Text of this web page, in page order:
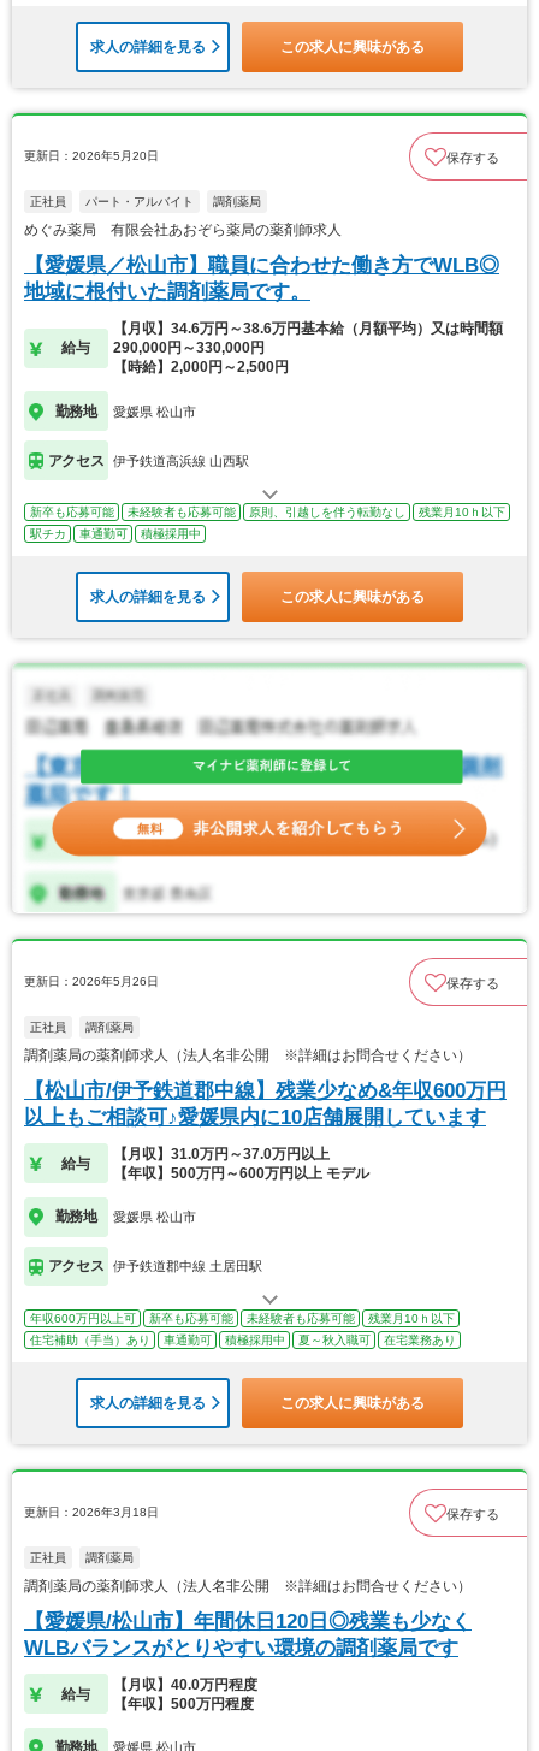
求人の詳細を見る この求人に興味がある
更新日：2026年5月20日 保存する
正社員 パート・アルバイト 調剤薬局
めぐみ薬局 有限会社あおぞら薬局の薬剤師求人
【愛媛県／松山市】職員に合わせた働き方でWLB◎
地域に根付いた調剤薬局です。
給与
【月収】34.6万円～38.6万円基本給（月額平均）又は時間額
290,000円～330,000円
【時給】2,000円～2,500円
勤務地 愛媛県 松山市
アクセス 伊予鉄道高浜線 山西駅
新卒も応募可能 未経験者も応募可能 原則、引越しを伴う転勤なし
残業月10ｈ以下
駅チカ
車通勤可 積極採用中
求人の詳細を見る この求人に興味がある
更新日：2026年5月26日 保存する
正社員 調剤薬局
調剤薬局の薬剤師求人（法人名非公開 ※詳細はお問合せください）
【松山市/伊予鉄道郡中線】残業少なめ&年収600万円
以上もご相談可♪愛媛県内に10店舗展開しています
給与
【月収】31.0万円～37.0万円以上
【年収】500万円～600万円以上 モデル
勤務地 愛媛県 松山市
アクセス 伊予鉄道郡中線 土居田駅
年収600万円以上可 新卒も応募可能 未経験者も応募可能
残業月10ｈ以下
住宅補助（手当）あり
車通勤可 積極採用中 夏～秋入職可 在宅業務あり
求人の詳細を見る この求人に興味がある
更新日：2026年3月18日 保存する
正社員 調剤薬局
調剤薬局の薬剤師求人（法人名非公開 ※詳細はお問合せください）
【愛媛県/松山市】年間休日120日◎残業も少なく
WLBバランスがとりやすい環境の調剤薬局です
給与
【月収】40.0万円程度
【年収】500万円程度
勤務地 愛媛県 松山市